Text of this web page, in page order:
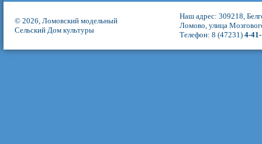
© 2026, Ломовский модельный
Сельский Дом культуры
Наш адрес: 309218,
Ломово, улица
Телефон: 8 (47231) 4-